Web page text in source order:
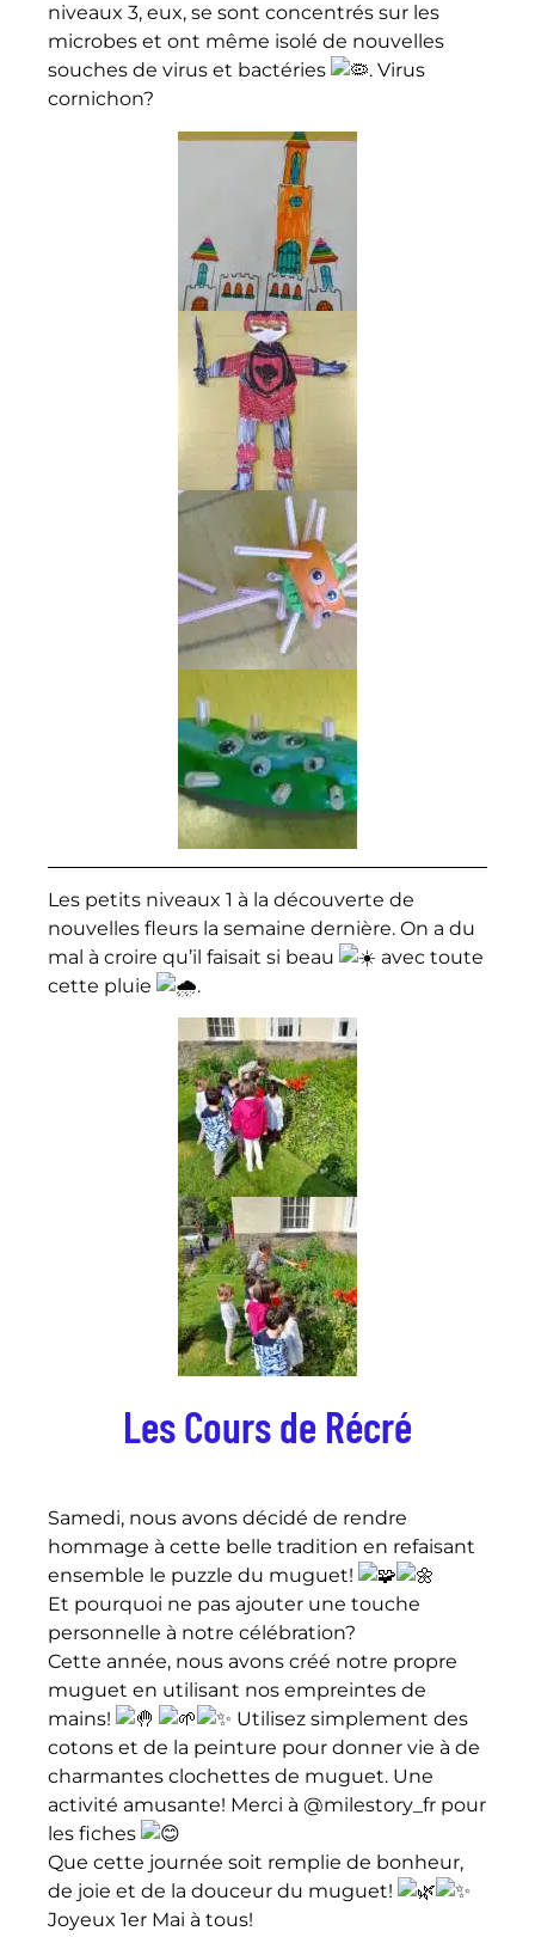
niveaux 3, eux, se sont concentrés sur les
microbes et ont même isolé de nouvelles
souches de virus et bactéries
. Virus
cornichon?
Les petits niveaux 1 à la découverte de
nouvelles fleurs la semaine dernière. On a du
mal à croire qu’il faisait si beau
avec toute
cette pluie
.
Les Cours de Récré
Samedi, nous avons décidé de rendre
hommage à cette belle tradition en refaisant
ensemble le puzzle du muguet!
Et pourquoi ne pas ajouter une touche
personnelle à notre célébration?
Cette année, nous avons créé notre propre
muguet en utilisant nos empreintes de
mains!
Utilisez simplement des
cotons et de la peinture pour donner vie à de
charmantes clochettes de muguet. Une
activité amusante! Merci à @milestory_fr pour
les fiches
Que cette journée soit remplie de bonheur,
de joie et de la douceur du muguet!
Joyeux 1er Mai à tous!